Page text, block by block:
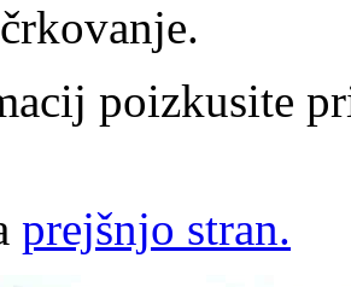
poizkusite
prejšnjo stran.